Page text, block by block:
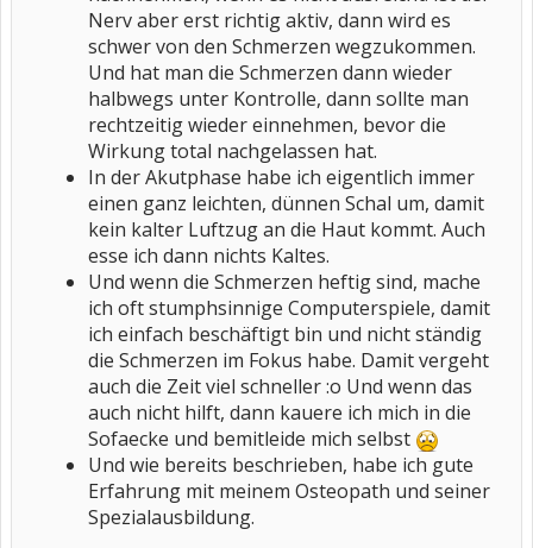
Nerv aber erst richtig aktiv, dann wird es
schwer von den Schmerzen wegzukommen.
Und hat man die Schmerzen dann wieder
halbwegs unter Kontrolle, dann sollte man
rechtzeitig wieder einnehmen, bevor die
Wirkung total nachgelassen hat.
In der Akutphase habe ich eigentlich immer
einen ganz leichten, dünnen Schal um, damit
kein kalter Luftzug an die Haut kommt. Auch
esse ich dann nichts Kaltes.
Und wenn die Schmerzen heftig sind, mache
ich oft stumphsinnige Computerspiele, damit
ich einfach beschäftigt bin und nicht ständig
die Schmerzen im Fokus habe. Damit vergeht
auch die Zeit viel schneller :o Und wenn das
auch nicht hilft, dann kauere ich mich in die
Sofaecke und bemitleide mich selbst
Und wie bereits beschrieben, habe ich gute
Erfahrung mit meinem Osteopath und seiner
Spezialausbildung.